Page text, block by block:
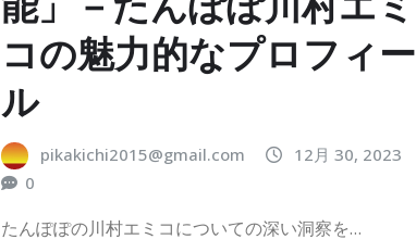
コの魅力的なプロフィー
ル
pikakichi2015@gmail.com
12月 30, 2023
0
たんぽぽの川村エミコについての深い洞察を…